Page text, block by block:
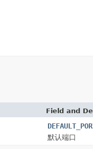
Field and
默认端口